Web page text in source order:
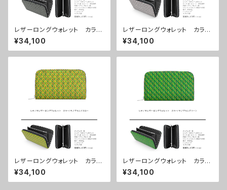
レザーロングウォレット カラ
ー/モノグラムブラック ■配送
まで3週間
¥34,100
レザーロングウォレット カラ
ー/モノグラムグレー ■配送ま
で3週間
¥34,100
レザーロングウォレット カラ
ー/モノグラムイエロー ■配送
まで3週間
¥34,100
レザーロングウォレット カラ
ー/モノグラムグリーン ■配送
まで3週間
¥34,100